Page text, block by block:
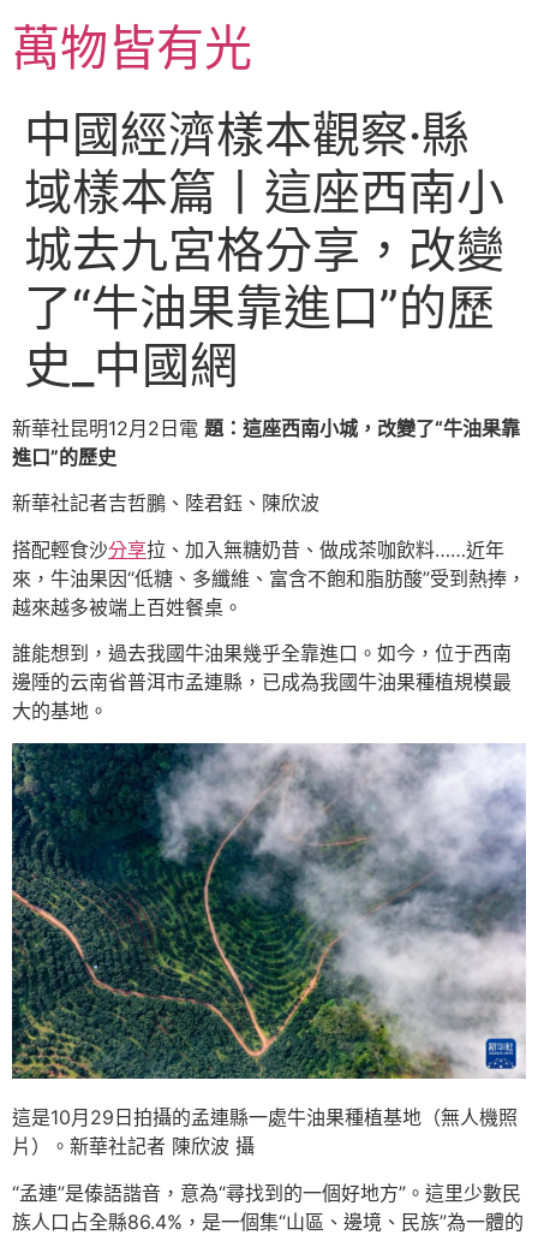
主萬物皆有光
中國經濟樣本觀察·縣
域樣本篇丨這座西南小
城去九宮格分享，改變
了“牛油果靠進口”的歷
史_中國網
新華社昆明12月2日電 題：這座西南小城，改變了“牛油果靠
進口”的歷史
新華社記者吉哲鵬、陸君鈺、陳欣波
搭配輕食沙分享拉、加入無糖奶昔、做成茶咖飲料……近年
來，牛油果因“低糖、多纖維、富含不飽和脂肪酸”受到熱捧，
越來越多被端上百姓餐桌。
誰能想到，過去我國牛油果幾乎全靠進口。如今，位于西南
邊陲的云南省普洱市孟連縣，已成為我國牛油果種植規模最
大的基地。
這是10月29日拍攝的孟連縣一處牛油果種植基地（無人機照
片）。新華社記者 陳欣波 攝
“孟連”是傣語諧音，意為“尋找到的一個好地方”。這里少數民
族人口占全縣86.4%，是一個集“山區、邊境、民族”為一體的